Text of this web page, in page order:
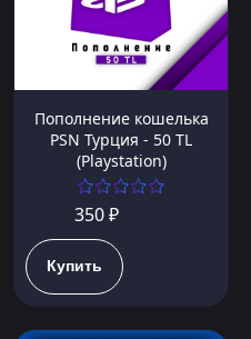
Пополнение кошелька
PSN Турция - 50 TL
(Playstation)
350 ₽
Купить